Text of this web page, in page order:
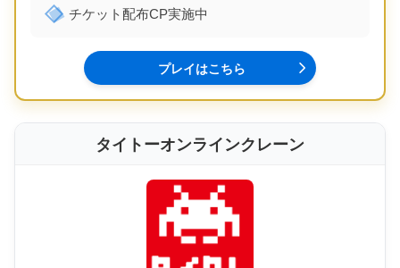
チケット配布CP実施中
プレイはこちら
タイトーオンラインクレーン